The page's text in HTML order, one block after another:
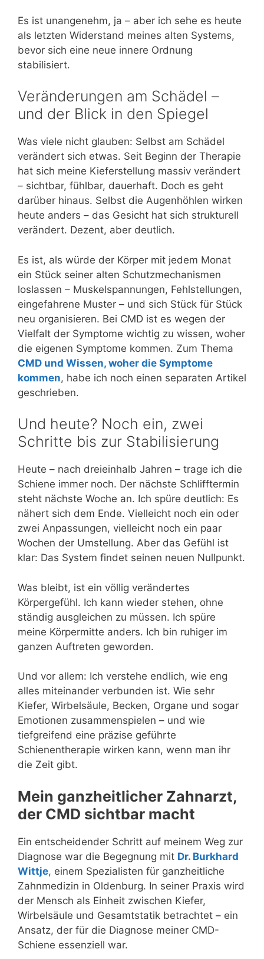
Es ist unangenehm, ja – aber ich sehe es heute
als letzten Widerstand meines alten Systems,
bevor sich eine neue innere Ordnung
stabilisiert.
Veränderungen am Schädel –
und der Blick in den Spiegel
Was viele nicht glauben: Selbst am Schädel
verändert sich etwas. Seit Beginn der Therapie
hat sich meine Kieferstellung massiv verändert
– sichtbar, fühlbar, dauerhaft. Doch es geht
darüber hinaus. Selbst die Augenhöhlen wirken
heute anders – das Gesicht hat sich strukturell
verändert. Dezent, aber deutlich.
Es ist, als würde der Körper mit jedem Monat
ein Stück seiner alten Schutzmechanismen
loslassen – Muskelspannungen, Fehlstellungen,
eingefahrene Muster – und sich Stück für Stück
neu organisieren. Bei CMD ist es wegen der
Vielfalt der Symptome wichtig zu wissen, woher
die eigenen Symptome kommen. Zum Thema
CMD und Wissen, woher die Symptome
kommen, habe ich noch einen separaten Artikel
geschrieben.
Und heute? Noch ein, zwei
Schritte bis zur Stabilisierung
Heute – nach dreieinhalb Jahren – trage ich die
Schiene immer noch. Der nächste Schlifftermin
steht nächste Woche an. Ich spüre deutlich: Es
nähert sich dem Ende. Vielleicht noch ein oder
zwei Anpassungen, vielleicht noch ein paar
Wochen der Umstellung. Aber das Gefühl ist
klar: Das System findet seinen neuen Nullpunkt.
Was bleibt, ist ein völlig verändertes
Körpergefühl. Ich kann wieder stehen, ohne
ständig ausgleichen zu müssen. Ich spüre
meine Körpermitte anders. Ich bin ruhiger im
ganzen Auftreten geworden.
Und vor allem: Ich verstehe endlich, wie eng
alles miteinander verbunden ist. Wie sehr
Kiefer, Wirbelsäule, Becken, Organe und sogar
Emotionen zusammenspielen – und wie
tiefgreifend eine präzise geführte
Schienentherapie wirken kann, wenn man ihr
die Zeit gibt.
Mein ganzheitlicher Zahnarzt,
der CMD sichtbar macht
Ein entscheidender Schritt auf meinem Weg zur
Diagnose war die Begegnung mit Dr. Burkhard
Wittje, einem Spezialisten für ganzheitliche
Zahnmedizin in Oldenburg. In seiner Praxis wird
der Mensch als Einheit zwischen Kiefer,
Wirbelsäule und Gesamtstatik betrachtet – ein
Ansatz, der für die Diagnose meiner CMD-
Schiene essenziell war.